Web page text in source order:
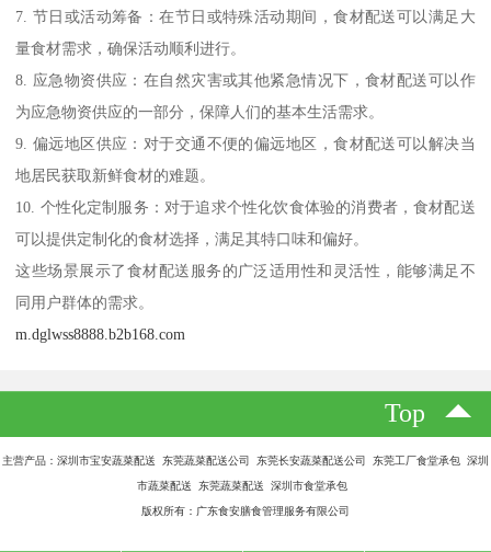
7. 节日或活动筹备：在节日或特殊活动期间，食材配送可以满足大
量食材需求，确保活动顺利进行。
8. 应急物资供应：在自然灾害或其他紧急情况下，食材配送可以作
为应急物资供应的一部分，保障人们的基本生活需求。
9. 偏远地区供应：对于交通不便的偏远地区，食材配送可以解决当
地居民获取新鲜食材的难题。
10. 个性化定制服务：对于追求个性化饮食体验的消费者，食材配送
可以提供定制化的食材选择，满足其特口味和偏好。
这些场景展示了食材配送服务的广泛适用性和灵活性，能够满足不
同用户群体的需求。
m.dglwss8888.b2b168.com
Top
主营产品：深圳市宝安蔬菜配送 东莞蔬菜配送公司 东莞长安蔬菜配送公司 东莞工厂食堂承包 深圳
市蔬菜配送 东莞蔬菜配送 深圳市食堂承包
版权所有：广东食安膳食管理服务有限公司